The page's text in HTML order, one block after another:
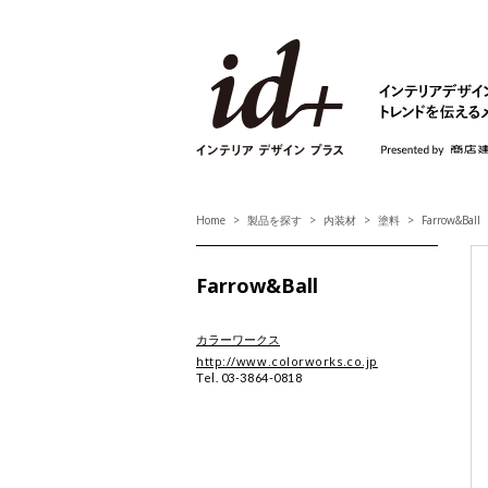
Home 製品を探す 内装材 塗料 Farrow&Ball
Farrow&Ball
カラーワークス
http://www.colorworks.co.jp
Tel. 03-3864-0818